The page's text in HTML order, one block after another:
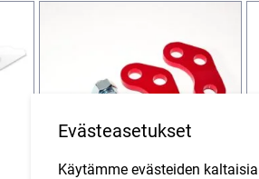
Evästeasetukset
Käytämme evästeiden